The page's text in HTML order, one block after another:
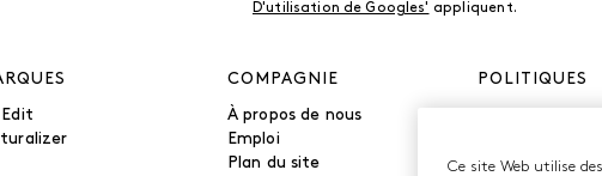
D'utilisation de Googles' appliquent.
COMPAGNIE
À propos de nous
Emploi
Plan du site
POLITIQUES
Conditions
Ce site Web utilise